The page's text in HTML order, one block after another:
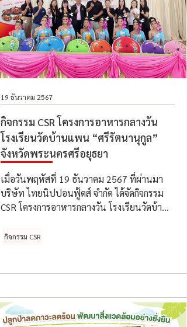
19 ธันวาคม 2567
กิจกรรม CSR โครงการอาหารกลางวัน
โรงเรียนวัดบ้านแพน “ศรีรัตนานุกูล”
จังหวัดพระนครศรีอยุธยา
เมื่อวันพฤหัสที่ 19 ธันวาคม 2567 ที่ผ่านมา
บริษัท ไทยนิปปอนฟู้ดส์ จำกัด ได้จัดกิจกรรม
CSR โครงการอาหารกลางวัน โรงเรียนวัดบ้าน
พระนครศรีอยุธยา โดยมีจำนวนนักเรียน
กิจกรรม CSR